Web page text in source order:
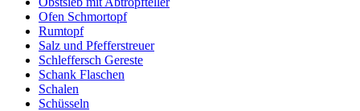
Ofen Schmortopf
Rumtopf
Salz und Pfefferstreuer
Schleffersch Gereste
Schank Flaschen
Schalen
Schüsseln